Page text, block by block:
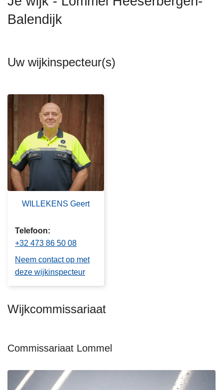
Balendijk
Uw wijkinspecteur(s)
WILLEKENS Geert
Telefoon
+32 473 86 50 08
Neem contact op met
deze wijkinspecteur
Wijkcommissariaat
Commissariaat Lommel